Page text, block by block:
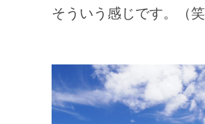
そういう感じです。（笑